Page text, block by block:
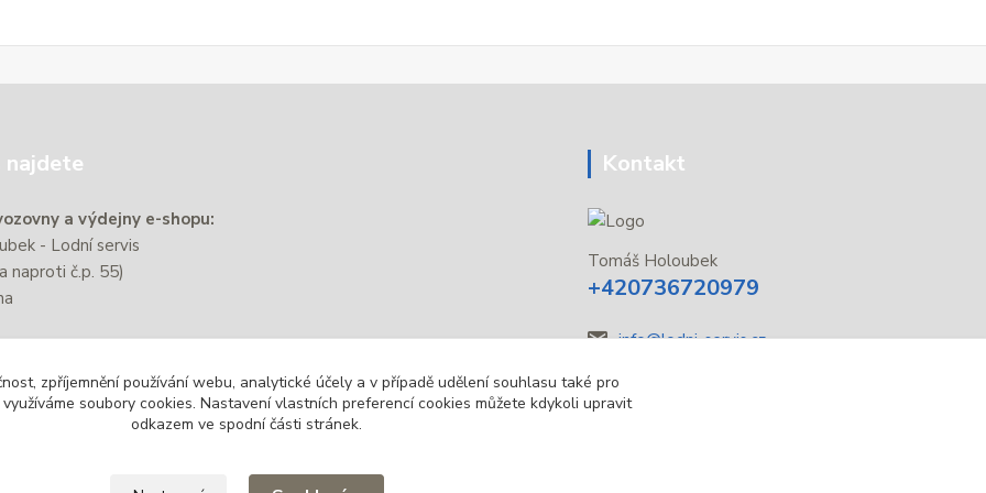
najdete
a výdejny e-shopu:
- Lodní servis
naproti č.p. 55)
Zbýšov-Městský
Kontakt
Tomáš Holoubek
+420736720979
info@lodni-servis.cz
zpříjemnění používání webu, analytické účely a v případě udělení souhlasu také pro
soubory cookies. Nastavení vlastních preferencí cookies můžete kdykoli upravit
odkazem ve spodní části stránek.